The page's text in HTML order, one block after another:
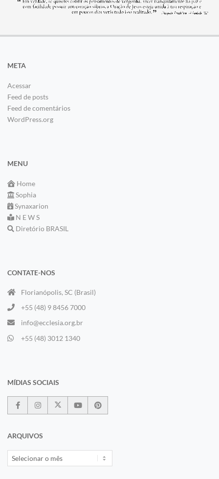
META
Acessar
Feed de posts
Feed de comentários
WordPress.org
MENU
Home
Sophia
Synaxarion
N E W S
Diretório BRASIL
CONTATE-NOS
Florianópolis, SC (Brasil)
+55 (48) 9 8456 7000
info@ecclesia.org.br
+55 (48) 3012 1340
MÍDIAS SOCIAIS
ARQUIVOS